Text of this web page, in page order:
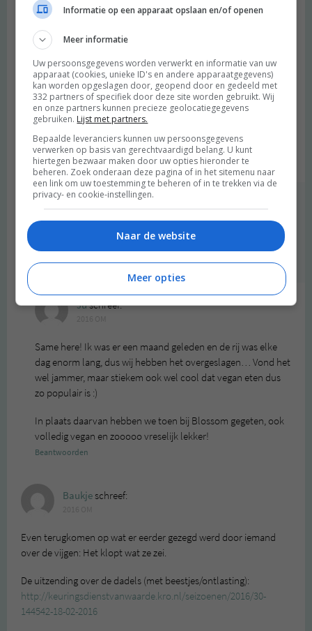
2016 OM
O, dat kookboek MOET ik hebben!
Toen wij in Newe York waren in november waren we van plan om
bij by Chloe te gaan eten, maar er stond een rij tot buiten aan de
hoek. Ik had een snelle telling gemaakt en kwam aan zeker 50
wachtenden vóór ons, dus we zijn maar ergens anders gaan
eten…
Beantwoorden
degroenemeisjes
Beantwoorden
Juschreef:
Same here! Ik was er een maand geleden en de rij was elke
dag enorm lang, dus wij hebben het overgeslagen… Vond het
wel jammer, maar stiekem ook wel cool dat vegan eten dus
zo populair is :)
In plaats daarvan hebben we toen bij Blossom gegeten, ook
volledig vegan en zooooo vreselijk lekker!
Beantwoorden
Baukjeschreef:
Even terugkomen op wat er eerder gezegd werd door iemand
over de vijgen: Het klopt wat ze zei.
De uitzending over de dadels (met beestjes/ontlasting):
http://keuringsdienstvanwaarde.kro.nl/seizoenen/2016/30-
144542-18-02-2016
Informatie op een apparaat opslaan en/of openen
Meer informatie
Uw persoonsgegevens worden verwerkt en informatie van uw
apparaat (cookies, unieke ID's en andere apparaatgegevens)
kan worden opgeslagen door, geopend door en gedeeld met
332 partners of specifiek door deze site worden gebruikt. Wij
en onze partners kunnen precieze geolocatiegegevens
gebruiken. Lijst met partners.
Bepaalde leveranciers kunnen uw persoonsgegevens
verwerken op basis van gerechtvaardigd belang. U kunt
hiertegen bezwaar maken door uw opties hieronder te
beheren. Zoek onderaan deze pagina of in het sitemenu naar
een link om uw toestemming te beheren of in te trekken via de
privacy- en cookie-instellingen.
Naar de website
Meer opties